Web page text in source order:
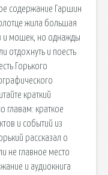
содержание Гаршин
жила большая
и мошек, но однажды
отдохнуть и поесть
Горького
краткий
главам: краткое
и событий из
рассказал о
не главное место
и аудиокнига